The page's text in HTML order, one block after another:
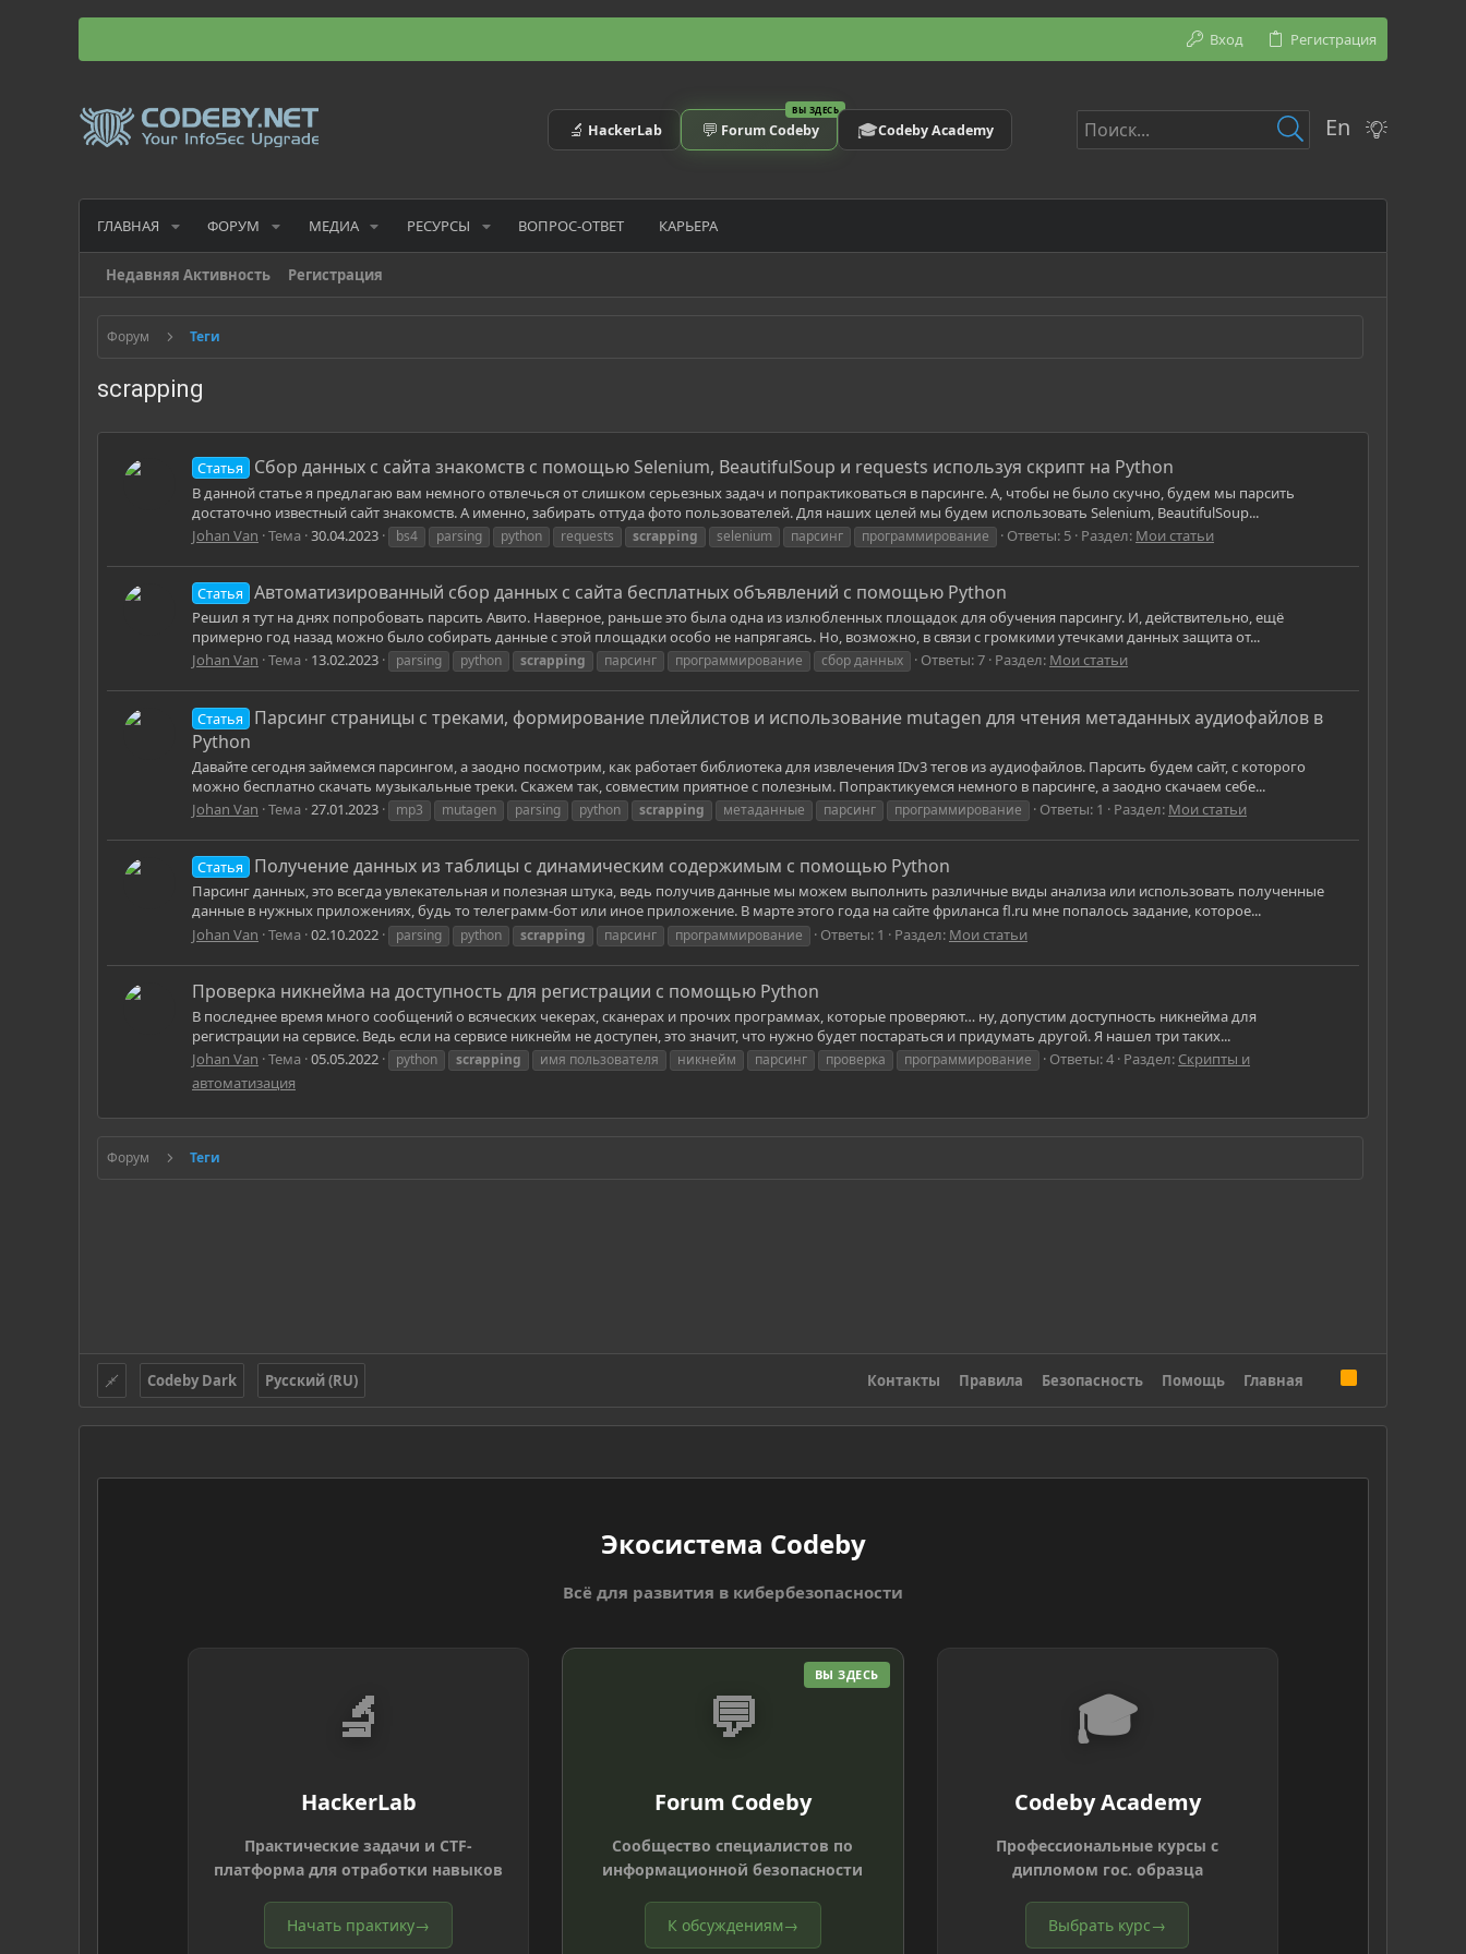
Вход Регистрация
🔬 HackerLab
ВЫ ЗДЕСЬ
💬 Forum Codeby 🎓Codeby Academy En
ГЛАВНАЯ ФОРУМ МЕДИА РЕСУРСЫ ВОПРОС-ОТВЕТ КАРЬЕРА
Недавняя Активность Регистрация
Форум Теги
scrapping
Статья Сбор данных с сайта знакомств с помощью Selenium, BeautifulSoup и requests используя скрипт на Python
В данной статье я предлагаю вам немного отвлечься от слишком серьезных задач и попрактиковаться в парсинге. А, чтобы не было скучно, будем мы парсить
достаточно известный сайт знакомств. А именно, забирать оттуда фото пользователей. Для наших целей мы будем использовать Selenium, BeautifulSoup...
Johan Van Тема 30.04.2023 bs4 parsing python requests scrapping selenium парсинг программирование Ответы: 5 Раздел: Мои статьи
Статья Автоматизированный сбор данных с сайта бесплатных объявлений с помощью Python
Решил я тут на днях попробовать парсить Авито. Наверное, раньше это была одна из излюбленных площадок для обучения парсингу. И, действительно, ещё
примерно год назад можно было собирать данные с этой площадки особо не напрягаясь. Но, возможно, в связи с громкими утечками данных защита от...
Johan Van Тема 13.02.2023 parsing python scrapping парсинг программирование сбор данных Ответы: 7 Раздел: Мои статьи
Статья
Парсинг страницы с треками, формирование плейлистов и использование mutagen для чтения метаданных аудиофайлов в
Python
Давайте сегодня займемся парсингом, а заодно посмотрим, как работает библиотека для извлечения IDv3 тегов из аудиофайлов. Парсить будем сайт, с которого
можно бесплатно скачать музыкальные треки. Скажем так, совместим приятное с полезным. Попрактикуемся немного в парсинге, а заодно скачаем себе...
Johan Van Тема 27.01.2023 mp3 mutagen parsing python scrapping метаданные парсинг программирование Ответы: 1 Раздел: Мои статьи
Статья Получение данных из таблицы с динамическим содержимым с помощью Python
Парсинг данных, это всегда увлекательная и полезная штука, ведь получив данные мы можем выполнить различные виды анализа или использовать полученные
данные в нужных приложениях, будь то телеграмм-бот или иное приложение. В марте этого года на сайте фриланса fl.ru мне попалось задание, которое...
Johan Van Тема 02.10.2022 parsing python scrapping парсинг программирование Ответы: 1 Раздел: Мои статьи
Проверка никнейма на доступность для регистрации с помощью Python
В последнее время много сообщений о всяческих чекерах, сканерах и прочих программах, которые проверяют… ну, допустим доступность никнейма для
регистрации на сервисе. Ведь если на сервисе никнейм не доступен, это значит, что нужно будет постараться и придумать другой. Я нашел три таких...
Johan Van Тема 05.05.2022 python scrapping имя пользователя никнейм парсинг проверка программирование Ответы: 4 Раздел: Скрипты и
автоматизация
Форум Теги
Codeby Dark Русский (RU) Контакты Правила Безопасность Помощь Главная
S
Экосистема Codeby
Всё для развития в кибербезопасности
🔬
HackerLab
Практические задачи и CTF-
платформа для отработки навыков
Начать практику→
ВЫ ЗДЕСЬ
💬
Forum Codeby
Сообщество специалистов по
информационной безопасности
К обсуждениям→
🎓
Codeby Academy
Профессиональные курсы с
дипломом гос. образца
Выбрать курс→